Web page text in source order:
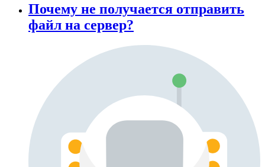
Почему не получается отправить
файл на сервер?